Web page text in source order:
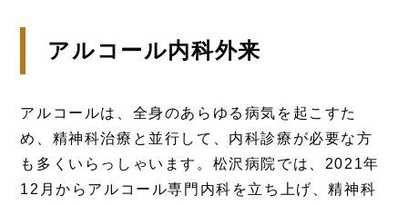
アルコール内科外来
アルコールは、全身のあらゆる病気を起こすた
め、精神科治療と並行して、内科診療が必要な方
も多くいらっしゃいます。松沢病院では、2021年
12月からアルコール専門内科を立ち上げ、精神科